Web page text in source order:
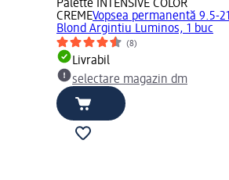
Palette INTENSIVE COLOR
CREMEVopsea permanentă 9.5-21
Blond Argintiu Luminos, 1 buc
(8)
Livrabil
selectare magazin dm